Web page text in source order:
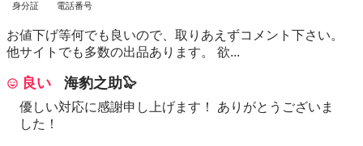
身分証 電話番号
お値下げ等何でも良いので、取りあえずコメント下さい。
他サイトでも多数の出品あります。 欲...
良い 海豹之助🦭
優しい対応に感謝申し上げます！ ありがとうございま
した！